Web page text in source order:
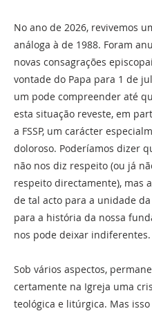
No ano de 2026, revivemos
análoga à de 1988. Foram
novas consagrações
vontade do Papa para 1 de
um pode compreender até
esta situação reveste, em
a FSSP, um carácter
doloroso. Poderíamos dizer
não nos diz respeito (ou já
respeito directamente), mas
de tal acto para a unidade
para a história da nossa
nos pode deixar indiferentes.
Sob vários aspectos,
certamente na Igreja uma
teológica e litúrgica. Mas